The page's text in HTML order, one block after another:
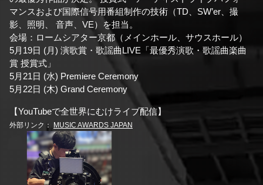
マンスおよび国際信号用番組制作の技術（TD、SW’er、撮
影、照明、 音声、VE）を担当。
会場：ロームシアター京都（メインホール、サウスホール）
5月19日 (月) 演歌賞・歌謡曲LIVE「最優秀演歌・歌謡曲楽曲
賞 授賞式」
5月21日 (水) Premiere Ceremony
5月22日 (木) Grand Ceremony
【YouTubeで全世界にむけライブ配信】
外部リンク：MUSIC AWARDS JAPAN